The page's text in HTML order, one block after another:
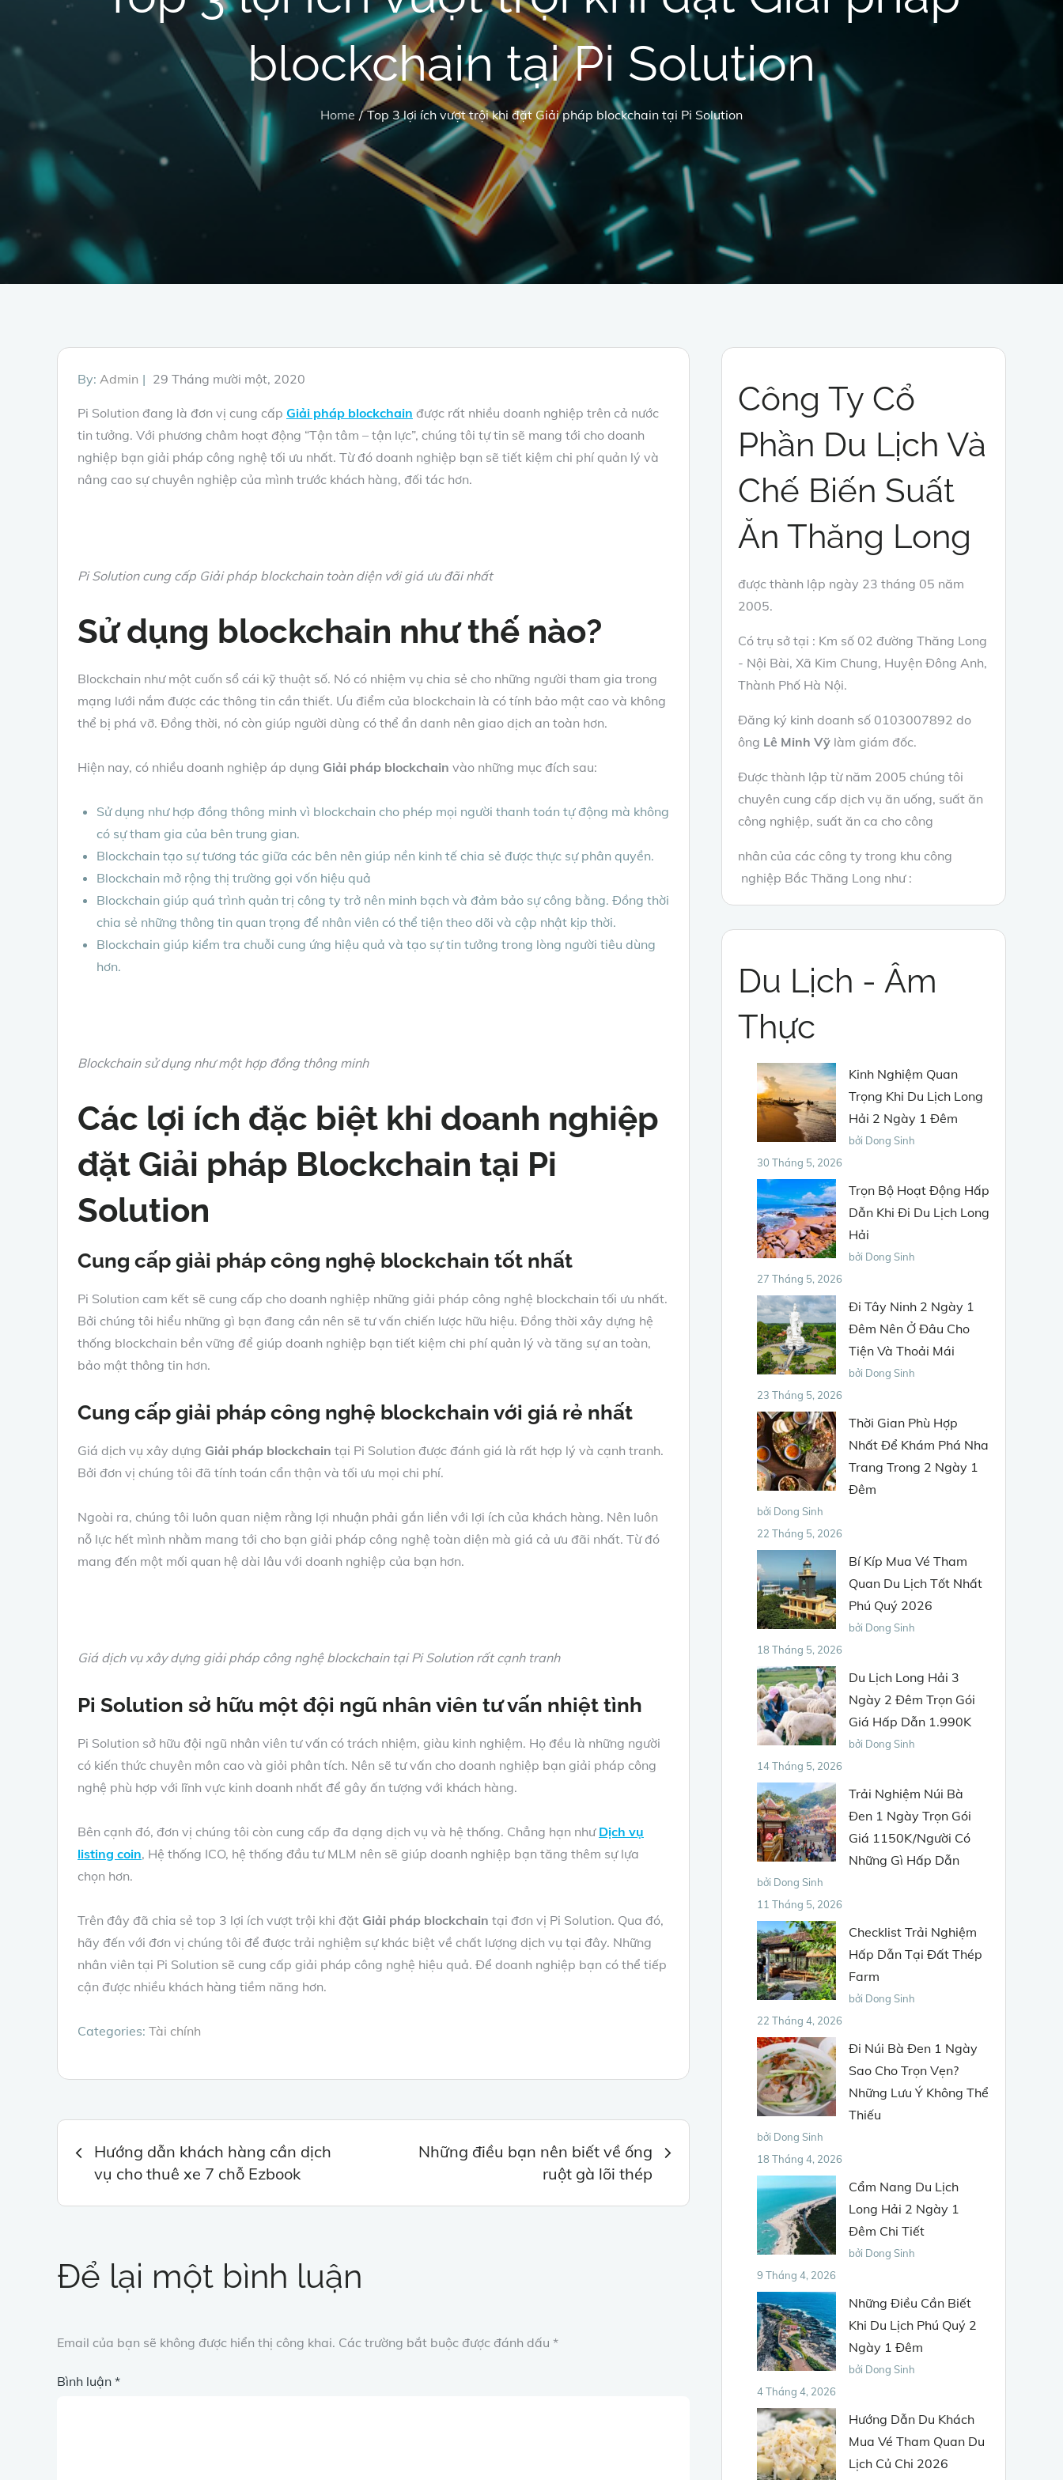
blockchain tại Pi Solution
Home Top 3 lợi ích vượt trội khi đặt Giải pháp blockchain tại Pi Solution
By: Admin
Posted
29 Tháng mười một, 2020
Pi Solution đang là đơn vị cung cấp Giải pháp blockchain được rất nhiều doanh nghiệp trên cả nước
tin tưởng. Với phương châm hoạt động “Tận tâm – tận lực”, chúng tôi tự tin sẽ mang tới cho doanh
nghiệp bạn giải pháp công nghệ tối ưu nhất. Từ đó doanh nghiệp bạn sẽ tiết kiệm chi phí quản lý và
nâng cao sự chuyên nghiệp của mình trước khách hàng, đối tác hơn.
Pi Solution cung cấp Giải pháp blockchain toàn diện với giá ưu đãi nhất
Sử dụng blockchain như thế nào?
Blockchain như một cuốn sổ cái kỹ thuật số. Nó có nhiệm vụ chia sẻ cho những người tham gia trong
mạng lưới nắm được các thông tin cần thiết. Ưu điểm của blockchain là có tính bảo mật cao và không
thể bị phá vỡ. Đồng thời, nó còn giúp người dùng có thể ẩn danh nên giao dịch an toàn hơn.
Hiện nay, có nhiều doanh nghiệp áp dụng Giải pháp blockchain vào những mục đích sau:
Sử dụng như hợp đồng thông minh vì blockchain cho phép mọi người thanh toán tự động mà không
có sự tham gia của bên trung gian.
Blockchain tạo sự tương tác giữa các bên nên giúp nền kinh tế chia sẻ được thực sự phân quyền.
Blockchain mở rộng thị trường gọi vốn hiệu quả
Blockchain giúp quá trình quản trị công ty trở nên minh bạch và đảm bảo sự công bằng. Đồng thời
chia sẻ những thông tin quan trọng để nhân viên có thể tiện theo dõi và cập nhật kịp thời.
Blockchain giúp kiểm tra chuỗi cung ứng hiệu quả và tạo sự tin tưởng trong lòng người tiêu dùng
hơn.
Blockchain sử dụng như một hợp đồng thông minh
Các lợi ích đặc biệt khi doanh nghiệp
đặt Giải pháp Blockchain tại Pi
Solution
Cung cấp giải pháp công nghệ blockchain tốt nhất
Pi Solution cam kết sẽ cung cấp cho doanh nghiệp những giải pháp công nghệ blockchain tối ưu nhất.
Bởi chúng tôi hiểu những gì bạn đang cần nên sẽ tư vấn chiến lược hữu hiệu. Đồng thời xây dựng hệ
thống blockchain bền vững để giúp doanh nghiệp bạn tiết kiệm chi phí quản lý và tăng sự an toàn,
bảo mật thông tin hơn.
Cung cấp giải pháp công nghệ blockchain với giá rẻ nhất
Giá dịch vụ xây dựng Giải pháp blockchain tại Pi Solution được đánh giá là rất hợp lý và cạnh tranh.
Bởi đơn vị chúng tôi đã tính toán cẩn thận và tối ưu mọi chi phí.
Ngoài ra, chúng tôi luôn quan niệm rằng lợi nhuận phải gắn liền với lợi ích của khách hàng. Nên luôn
nỗ lực hết mình nhằm mang tới cho bạn giải pháp công nghệ toàn diện mà giá cả ưu đãi nhất. Từ đó
mang đến một mối quan hệ dài lâu với doanh nghiệp của bạn hơn.
Giá dịch vụ xây dựng giải pháp công nghệ blockchain tại Pi Solution rất cạnh tranh
Pi Solution sở hữu một đội ngũ nhân viên tư vấn nhiệt tình
Pi Solution sở hữu đội ngũ nhân viên tư vấn có trách nhiệm, giàu kinh nghiệm. Họ đều là những người
có kiến thức chuyên môn cao và giỏi phân tích. Nên sẽ tư vấn cho doanh nghiệp bạn giải pháp công
nghệ phù hợp với lĩnh vực kinh doanh nhất để gây ấn tượng với khách hàng.
Bên cạnh đó, đơn vị chúng tôi còn cung cấp đa dạng dịch vụ và hệ thống. Chẳng hạn như Dịch vụ
listing coin, Hệ thống ICO, hệ thống đầu tư MLM nên sẽ giúp doanh nghiệp bạn tăng thêm sự lựa
chọn hơn.
Trên đây đã chia sẻ top 3 lợi ích vượt trội khi đặt Giải pháp blockchain tại đơn vị Pi Solution. Qua đó,
hãy đến với đơn vị chúng tôi để được trải nghiệm sự khác biệt về chất lượng dịch vụ tại đây. Những
nhân viên tại Pi Solution sẽ cung cấp giải pháp công nghệ hiệu quả. Để doanh nghiệp bạn có thể tiếp
cận được nhiều khách hàng tiềm năng hơn.
Categories: Tài chính
Điều
hướng
viết
Hướng dẫn khách hàng cần dịch
vụ cho thuê xe 7 chỗ Ezbook
Những điều bạn nên biết về ống
ruột gà lõi thép
Để lại một bình luận
Email của bạn sẽ không được hiển thị công khai. Các trường bắt buộc được đánh dấu *
Bình luận *
Công Ty Cổ
Phần Du Lịch Và
Chế Biến Suất
Ăn Thăng Long
được thành lập ngày 23 tháng 05 năm
2005.
Có trụ sở tại : Km số 02 đường Thăng Long
- Nội Bài, Xã Kim Chung, Huyện Đông Anh,
Thành Phố Hà Nội.
Đăng ký kinh doanh số 0103007892 do
ông Lê Minh Vỹ làm giám đốc.
Được thành lập từ năm 2005 chúng tôi
chuyên cung cấp dịch vụ ăn uống, suất ăn
công nghiệp, suất ăn ca cho công
nhân của các công ty trong khu công
nghiệp Bắc Thăng Long như :
Du Lịch - Âm
Thực
Kinh Nghiệm Quan
Trọng Khi Du Lịch Long
Hải 2 Ngày 1 Đêm
bởi Dong Sinh
30 Tháng 5, 2026
Trọn Bộ Hoạt Động Hấp
Dẫn Khi Đi Du Lịch Long
Hải
bởi Dong Sinh
27 Tháng 5, 2026
Đi Tây Ninh 2 Ngày 1
Đêm Nên Ở Đâu Cho
Tiện Và Thoải Mái
bởi Dong Sinh
23 Tháng 5, 2026
Thời Gian Phù Hợp
Nhất Để Khám Phá Nha
Trang Trong 2 Ngày 1
Đêm
bởi Dong Sinh
22 Tháng 5, 2026
Bí Kíp Mua Vé Tham
Quan Du Lịch Tốt Nhất
Phú Quý 2026
bởi Dong Sinh
18 Tháng 5, 2026
Du Lịch Long Hải 3
Ngày 2 Đêm Trọn Gói
Giá Hấp Dẫn 1.990K
bởi Dong Sinh
14 Tháng 5, 2026
Trải Nghiệm Núi Bà
Đen 1 Ngày Trọn Gói
Giá 1150K/Người Có
Những Gì Hấp Dẫn
bởi Dong Sinh
11 Tháng 5, 2026
Checklist Trải Nghiệm
Hấp Dẫn Tại Đất Thép
Farm
bởi Dong Sinh
22 Tháng 4, 2026
Đi Núi Bà Đen 1 Ngày
Sao Cho Trọn Vẹn?
Những Lưu Ý Không Thể
Thiếu
bởi Dong Sinh
18 Tháng 4, 2026
Cẩm Nang Du Lịch
Long Hải 2 Ngày 1
Đêm Chi Tiết
bởi Dong Sinh
9 Tháng 4, 2026
Những Điều Cần Biết
Khi Du Lịch Phú Quý 2
Ngày 1 Đêm
bởi Dong Sinh
4 Tháng 4, 2026
Hướng Dẫn Du Khách
Mua Vé Tham Quan Du
Lịch Củ Chi 2026